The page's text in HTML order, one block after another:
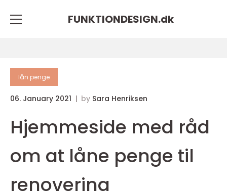
FUNKTIONDESIGN.dk
lån penge
06. January 2021 by Sara Henriksen
Hjemmeside med råd
om at låne penge til
renovering